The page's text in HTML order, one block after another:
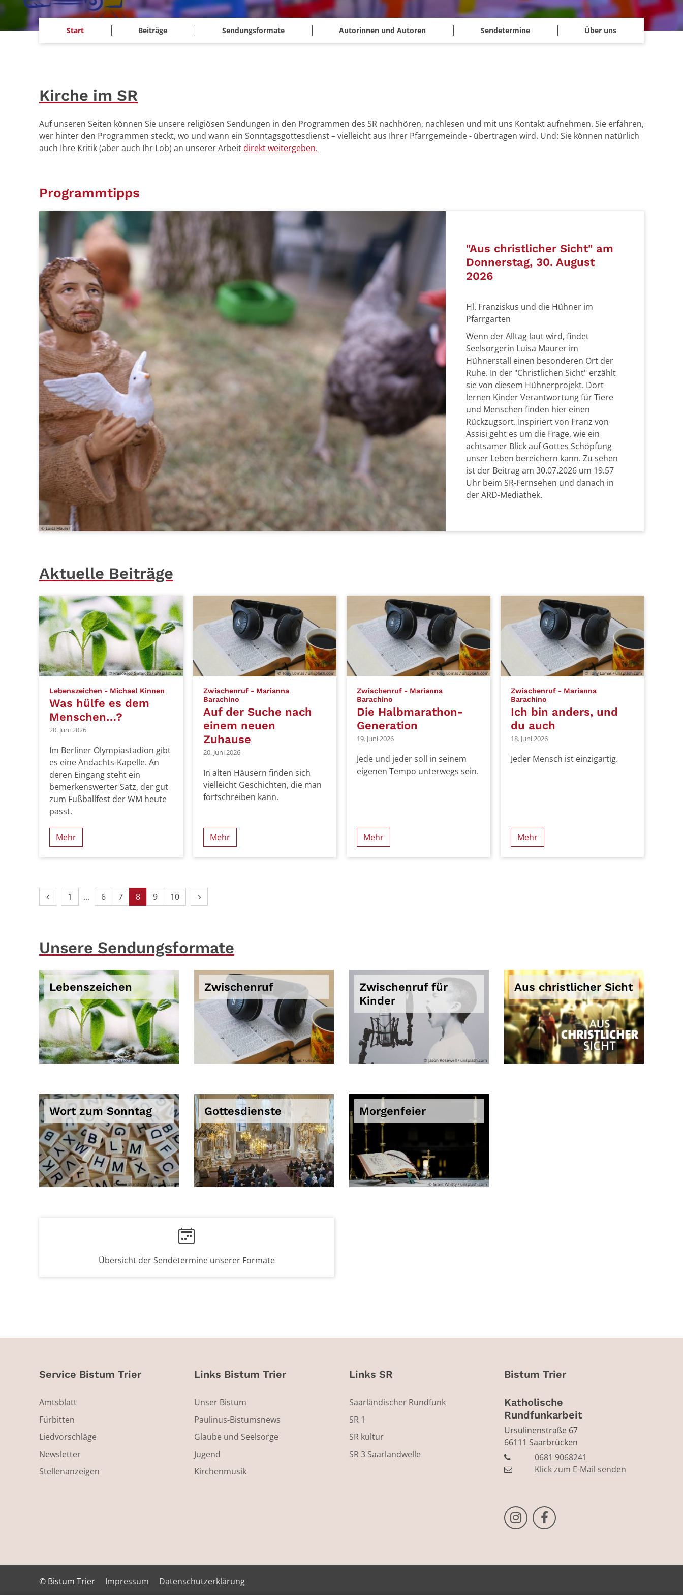
Start Beiträge Sendungsformate Autorinnen und Autoren Sendetermine Über uns
Kirche im SR
Auf unseren Seiten können Sie unsere religiösen Sendungen in den Programmen des SR nachhören, nachlesen und mit uns Kontakt aufnehmen. Sie erfahren,
wer hinter den Programmen steckt, wo und wann ein Sonntagsgottesdienst – vielleicht aus Ihrer Pfarrgemeinde - übertragen wird. Und: Sie können natürlich
auch Ihre Kritik (aber auch Ihr Lob) an unserer Arbeit direkt weitergeben.
Programmtipps
© Luisa Maurer
"Aus christlicher Sicht" am
Donnerstag, 30. August
2026
Hl. Franziskus und die Hühner im
Pfarrgarten
Wenn der Alltag laut wird, findet
Seelsorgerin Luisa Maurer im
Hühnerstall einen besonderen Ort der
Ruhe. In der "Christlichen Sicht" erzählt
sie von diesem Hühnerprojekt. Dort
lernen Kinder Verantwortung für Tiere
und Menschen finden hier einen
Rückzugsort. Inspiriert von Franz von
Assisi geht es um die Frage, wie ein
achtsamer Blick auf Gottes Schöpfung
unser Leben bereichern kann. Zu sehen
ist der Beitrag am 30.07.2026 um 19.57
Uhr beim SR-Fernsehen und danach in
der ARD-Mediathek.
Aktuelle Beiträge
© Francesco Gallarotti / unsplash.com
Lebenszeichen - Michael Kinnen
Was hülfe es dem
Menschen…?
20. Juni 2026
Im Berliner Olympiastadion gibt
es eine Andachts-Kapelle. An
deren Eingang steht ein
bemerkenswerter Satz, der gut
zum Fußballfest der WM heute
passt.
Mehr
© Tony Lomas / unsplash.com
Zwischenruf - Marianna
Barachino:
Auf der Suche nach
einem neuen
Zuhause
20. Juni 2026
In alten Häusern finden sich
vielleicht Geschichten, die man
fortschreiben kann.
Mehr
© Tony Lomas / unsplash.com
Zwischenruf - Marianna
Barachino
Die Halbmarathon-
Generation
19. Juni 2026
Jede und jeder soll in seinem
eigenen Tempo unterwegs sein.
Mehr
© Tony Lomas / unsplash.com
Zwischenruf - Marianna
Barachino:
Ich bin anders, und
du auch
18. Juni 2026
Jeder Mensch ist einzigartig.
Mehr
Vorherige Seite
Erste Seite
1 6 7 8 9 10 Nächste Seite
Unsere Sendungsformate
Lebenszeichen
© Francesco Gallarotti / unsplash.com
Zwischenruf
© Tony Lomas / unsplash.com
Zwischenruf für
Kinder
© Jason Rosewell / unsplash.com
Aus christlicher Sicht
© SR
Wort zum Sonntag
© Sven Brandsma / unsplash.com
Gottesdienste
© Joel Schwartz
Morgenfeier
© Grant Whitty / unsplash.com
Übersicht der Sendetermine unserer Formate
Service Bistum Trier
Amtsblatt
Fürbitten
Liedvorschläge
Newsletter
Stellenanzeigen
Links Bistum Trier
Unser Bistum
Paulinus-Bistumsnews
Glaube und Seelsorge
Jugend
Kirchenmusik
Links SR
Saarländischer Rundfunk
SR 1
SR kultur
SR 3 Saarlandwelle
Bistum Trier
Katholische
Rundfunkarbeit
Ursulinenstraße 67
66111 Saarbrücken
0681 9068241
Klick zum E-Mail senden
Bistum Trier auf Instragram
Bistum Trier auf Facebook
© Bistum Trier Impressum Datenschutzerklärung